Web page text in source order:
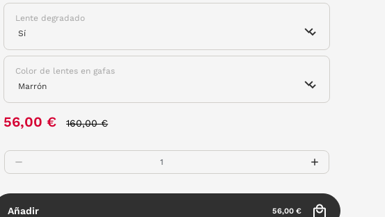
Lente degradado
Color de lentes en gafas
56,00 € 160,00 €
Añadir 56,00 €